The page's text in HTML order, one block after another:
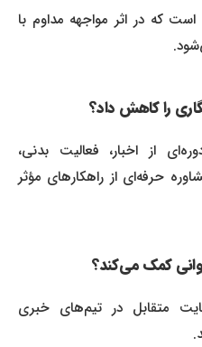
که در اثر مواجهه مداوم با
از اخبار، فعالیت بدنی،
حرفه‌ای از راهکارهای مؤثر
متقابل در تیم‌های خبری